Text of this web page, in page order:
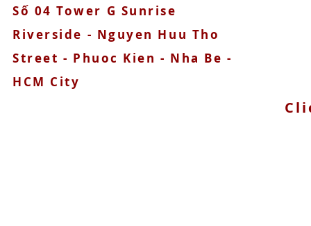
Số 04 Tower G Sunrise
Riverside - Nguyen Huu Tho
Street - Phuoc Kien - Nha Be -
HCM City